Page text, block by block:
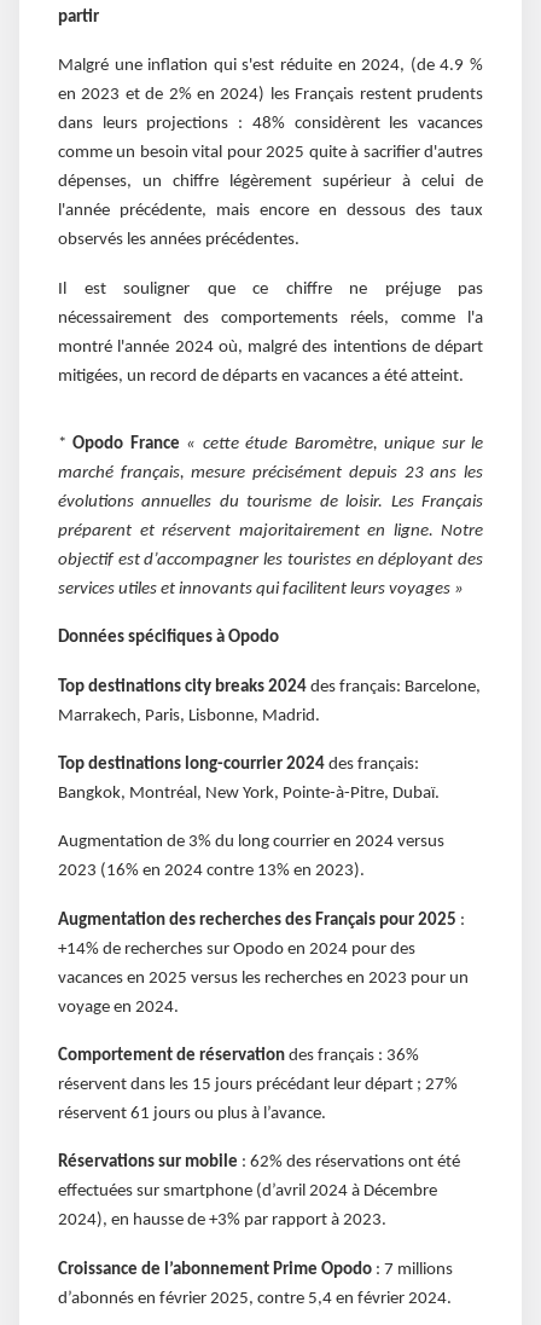
partir
Malgré une inflation qui s'est réduite en 2024, (de 4.9 %
en 2023 et de 2% en 2024) les Français restent prudents
dans leurs projections : 48% considèrent les vacances
comme un besoin vital pour 2025 quite à sacrifier d'autres
dépenses, un chiffre légèrement supérieur à celui de
l'année précédente, mais encore en dessous des taux
observés les années précédentes.
Il est souligner que ce chiffre ne préjuge pas
nécessairement des comportements réels, comme l'a
montré l'année 2024 où, malgré des intentions de départ
mitigées, un record de départs en vacances a été atteint.
* Opodo France « cette étude Baromètre, unique sur le
marché français, mesure précisément depuis 23 ans les
évolutions annuelles du tourisme de loisir. Les Français
préparent et réservent majoritairement en ligne. Notre
objectif est d’accompagner les touristes en déployant des
services utiles et innovants qui facilitent leurs voyages »
Données spécifiques à Opodo
Top destinations city breaks 2024 des français: Barcelone,
Marrakech, Paris, Lisbonne, Madrid.
Top destinations long-courrier 2024 des français:
Bangkok, Montréal, New York, Pointe-à-Pitre, Dubaï.
Augmentation de 3% du long courrier en 2024 versus
2023 (16% en 2024 contre 13% en 2023).
Augmentation des recherches des Français pour 2025 :
+14% de recherches sur Opodo en 2024 pour des
vacances en 2025 versus les recherches en 2023 pour un
voyage en 2024.
Comportement de réservation des français : 36%
réservent dans les 15 jours précédant leur départ ; 27%
réservent 61 jours ou plus à l’avance.
Réservations sur mobile : 62% des réservations ont été
effectuées sur smartphone (d’avril 2024 à Décembre
2024), en hausse de +3% par rapport à 2023.
Croissance de l’abonnement Prime Opodo : 7 millions
d’abonnés en février 2025, contre 5,4 en février 2024.